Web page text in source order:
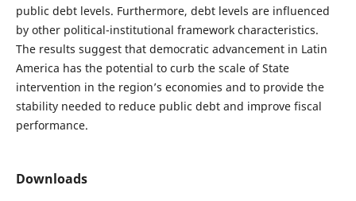
public debt levels. Furthermore, debt levels are influenced
by other political-institutional framework characteristics.
The results suggest that democratic advancement in Latin
America has the potential to curb the scale of State
intervention in the region’s economies and to provide the
stability needed to reduce public debt and improve fiscal
performance.
Downloads